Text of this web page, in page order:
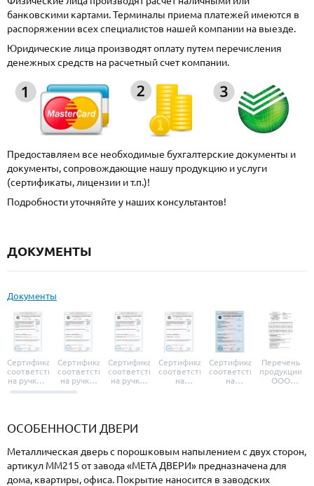
банковскими картами. Терминалы приема платежей имеются в
распоряжении всех специалистов нашей компании на выезде.
Юридические лица производят оплату путем перечисления
денежных средств на расчетный счет компании.
Предоставляем все необходимые бухгалтерские документы и
документы, сопровождающие нашу продукцию и услуги
(сертификаты, лицензии и т.п.)!
Подробности уточняйте у наших консультантов!
ДОКУМЕНТЫ
Документы
Сертификат
соответствия
на ручки и
броненакладки
Сертификат
соответствия
на ручки-
защелки
Сертификат
соответствия
на ручки-
Сертификат
соответствия
на
Сертификат
соответствия
на
Перечень
продукции
ООО
ОСОБЕННОСТИ ДВЕРИ
Металлическая дверь с порошковым напылением с двух сторон,
артикул ММ215 от завода «МЕТА ДВЕРИ» предназначена для
дома, квартиры, офиса. Покрытие наносится в заводских